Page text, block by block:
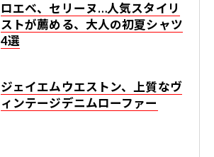
ロエベ、セリーヌ…人気スタイリ
ストが薦める、大人の初夏シャツ
4選
ジェイエムウエストン、上質なヴ
ィンテージデニムローファー